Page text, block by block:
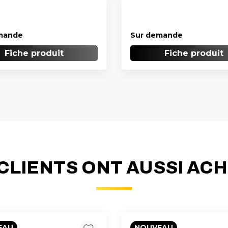
Fiche produit
Sur demande
Fiche produit
ONT AUSSI